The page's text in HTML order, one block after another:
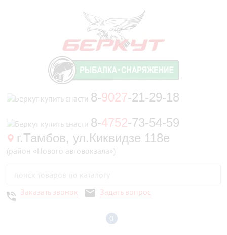
8-9027-21-29-18
8-4752-73-54-59
г.Тамбов, ул.Киквидзе 118е
(район «Нового автовокзала»)
Заказать звонок Задать вопрос
0